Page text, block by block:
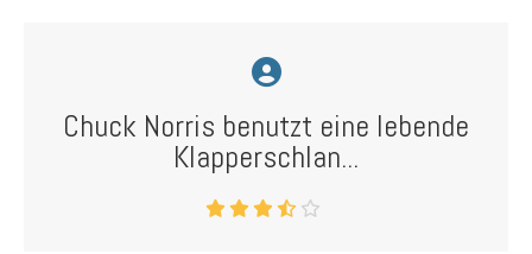
Chuck Norris benutzt eine lebende
Klapperschlan...